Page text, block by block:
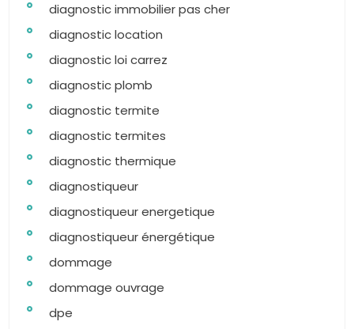
diagnostic immobilier pas cher
diagnostic location
diagnostic loi carrez
diagnostic plomb
diagnostic termite
diagnostic termites
diagnostic thermique
diagnostiqueur
diagnostiqueur energetique
diagnostiqueur énergétique
dommage
dommage ouvrage
dpe